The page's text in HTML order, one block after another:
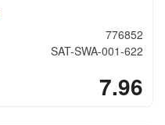
776852
SAT-SWA-001-622
7.96